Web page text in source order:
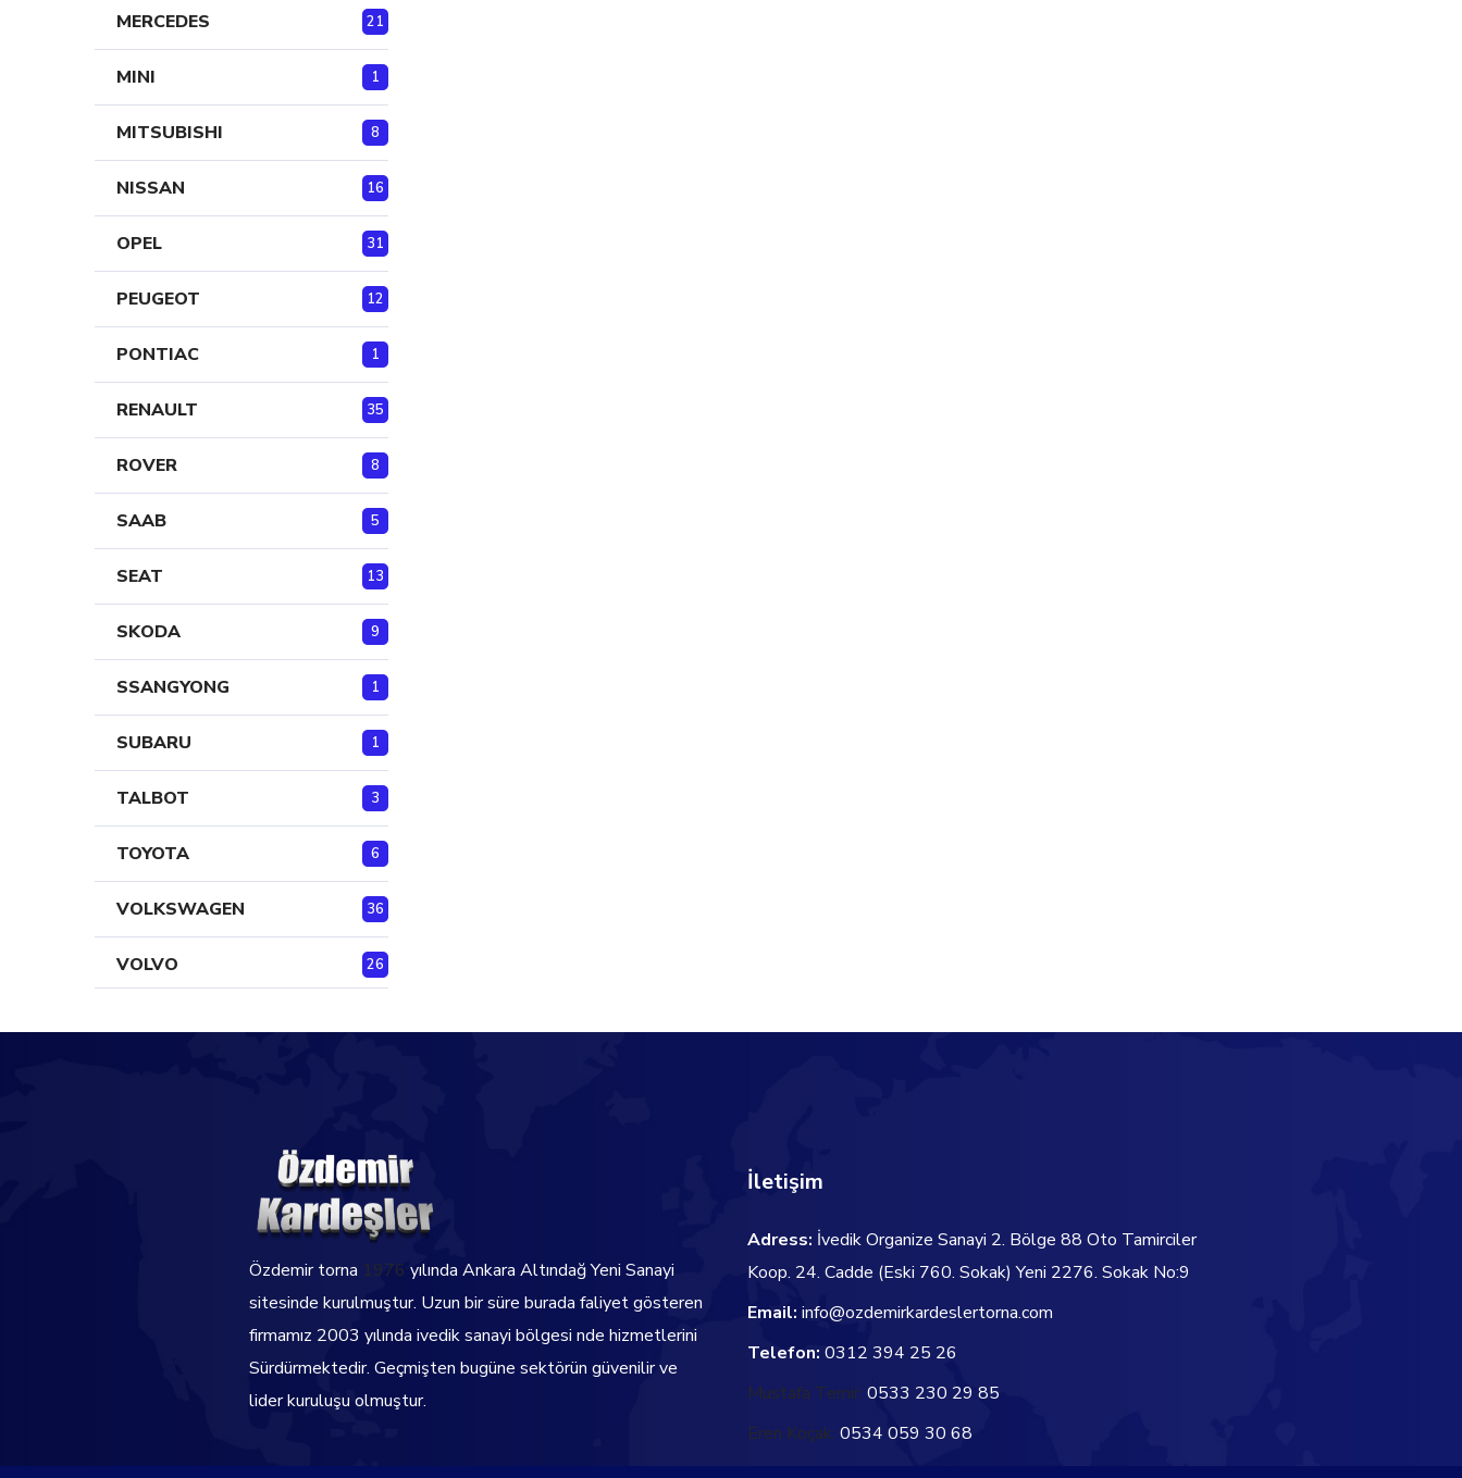
MERCEDES 21
MINI 1
MITSUBISHI 8
NISSAN 16
OPEL 31
PEUGEOT 12
PONTIAC 1
RENAULT 35
ROVER 8
SAAB 5
SEAT 13
SKODA 9
SSANGYONG 1
SUBARU 1
TALBOT 3
TOYOTA 6
VOLKSWAGEN 36
VOLVO 26
Özdemir torna 1976 yılında Ankara Altındağ Yeni Sanayi
sitesinde kurulmuştur. Uzun bir süre burada faliyet gösteren
firmamız 2003 yılında ivedik sanayi bölgesi nde hizmetlerini
Sürdürmektedir. Geçmişten bugüne sektörün güvenilir ve
lider kuruluşu olmuştur.
İletişim
Adress: İvedik Organize Sanayi 2. Bölge 88 Oto Tamirciler
Koop. 24. Cadde (Eski 760. Sokak) Yeni 2276. Sokak No:9
Email: info@ozdemirkardeslertorna.com
Telefon: 0312 394 25 26
Mustafa Temir: 0533 230 29 85
Eren Koçak: 0534 059 30 68